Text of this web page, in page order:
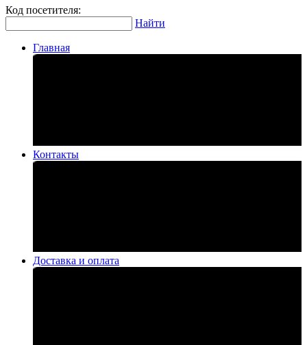
Код посетителя:
Найти
Главная
Контакты
Доставка и оплата